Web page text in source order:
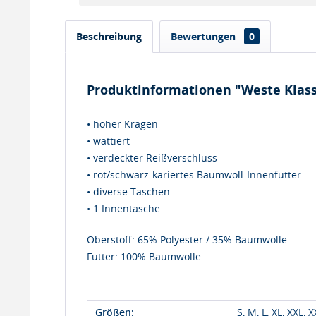
Beschreibung Bewertungen 0
Produktinformationen "Weste
• hoher Kragen
• wattiert
• verdeckter Reißverschluss
• rot/schwarz-kariertes Baumwoll-Innenfutter
• diverse Taschen
• 1 Innentasche
Oberstoff: 65% Polyester / 35% Baumwolle
Futter: 100% Baumwolle
Größen:
S, M, L, XL, XXL,